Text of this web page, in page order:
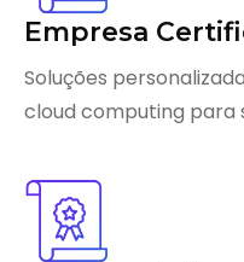
Empresa
Soluções
cloud computing para